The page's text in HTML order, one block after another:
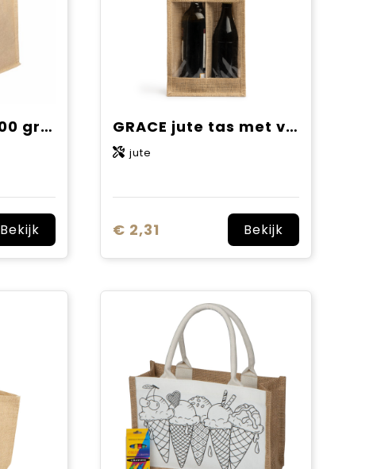
Jute shopper, 300 gr/m²
Bekijk
GRACE jute tas met venster
jute
€ 2,31 Bekijk